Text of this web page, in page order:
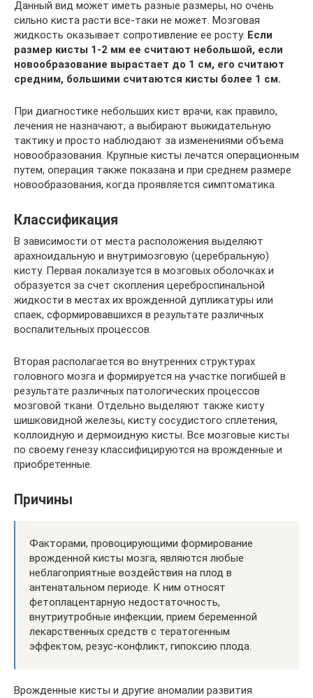
Данный вид может иметь разные размеры, но очень
сильно киста расти все-таки не может. Мозговая
жидкость оказывает сопротивление ее росту. Если
размер кисты 1-2 мм ее считают небольшой, если
новообразование вырастает до 1 см, его считают
средним, большими считаются кисты более 1 см.
При диагностике небольших кист врачи, как правило,
лечения не назначают, а выбирают выжидательную
тактику и просто наблюдают за изменениями объема
новообразования. Крупные кисты лечатся операционным
путем, операция также показана и при среднем размере
новообразования, когда проявляется симптоматика.
Классификация
В зависимости от места расположения выделяют
арахноидальную и внутримозговую (церебральную)
кисту. Первая локализуется в мозговых оболочках и
образуется за счет скопления цереброспинальной
жидкости в местах их врожденной дупликатуры или
спаек, сформировавшихся в результате различных
воспалительных процессов.
Вторая располагается во внутренних структурах
головного мозга и формируется на участке погибшей в
результате различных патологических процессов
мозговой ткани. Отдельно выделяют также кисту
шишковидной железы, кисту сосудистого сплетения,
коллоидную и дермоидную кисты. Все мозговые кисты
по своему генезу классифицируются на врожденные и
приобретенные.
Причины
Факторами, провоцирующими формирование
врожденной кисты мозга, являются любые
неблагоприятные воздействия на плод в
антенатальном периоде. К ним относят
фетоплацентарную недостаточность,
внутриутробные инфекции, прием беременной
лекарственных средств с тератогенным
эффектом, резус-конфликт, гипоксию плода.
Врожденные кисты и другие аномалии развития